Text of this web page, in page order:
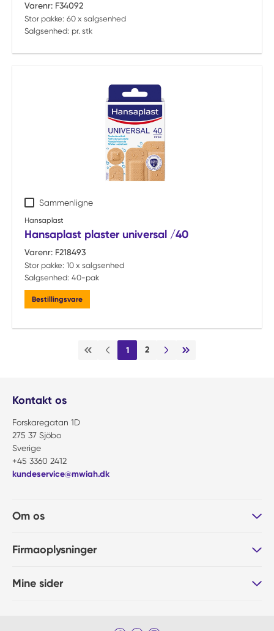
Varenr: F34092
Stor pakke: 60 x salgsenhed
Salgsenhed: pr. stk
Sammenligne
Hansaplast
Hansaplast plaster universal /40
Varenr: F218493
Stor pakke: 10 x salgsenhed
Salgsenhed: 40-pak
Bestillingsvare
Første sideForrige side
1 2
Næste sideSidste side
Kontakt os
Forskaregatan 1D
275 37 Sjöbo
Sverige
+45 3360 2412
kundeservice@mwiah.dk
Om os
Firmaoplysninger
Mine sider